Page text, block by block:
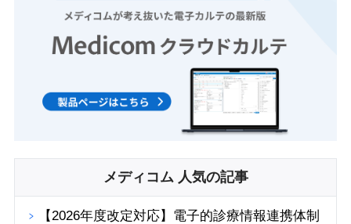
メディコム 人気の記事
【2026年度改定対応】電子的診療情報連携体制